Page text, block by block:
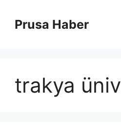
Prusa Haber
trakya